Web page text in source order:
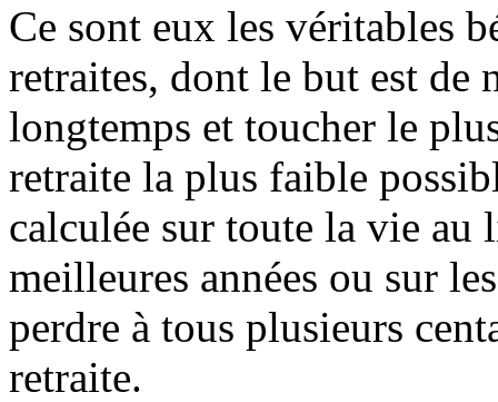
Ce sont eux les véritables
retraites, dont le but est de
longtemps et toucher le
retraite la plus faible
calculée sur toute la vie au
meilleures années ou sur
perdre à tous plusieurs
retraite.